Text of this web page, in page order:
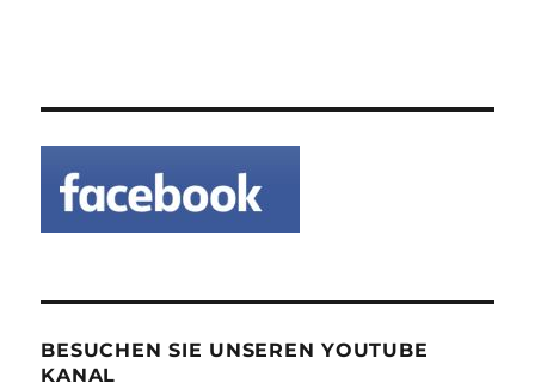
BESUCHEN SIE UNSEREN YOUTUBE
KANAL